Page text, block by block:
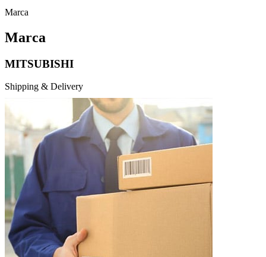
Marca
Marca
MITSUBISHI
Shipping & Delivery